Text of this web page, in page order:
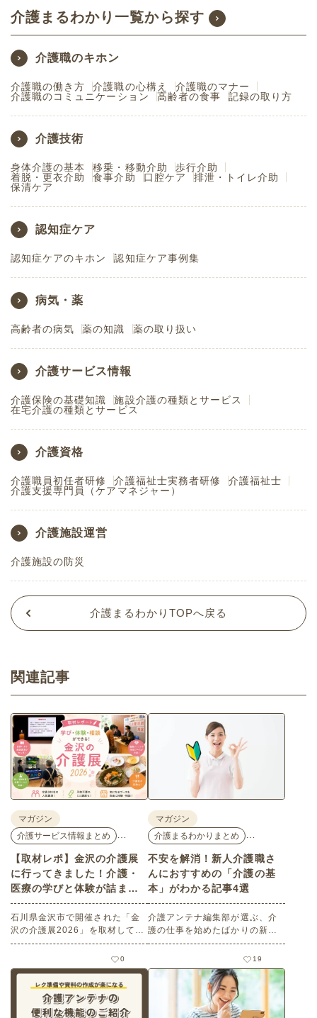
介護まるわかり一覧から探す
介護職のキホン
介護職の働き方 介護職の心構え
介護職のマナー
介護職のコミュニケーション
高齢者の食事 記録の取り方
介護技術
身体介護の基本 移乗・移動介助
歩行介助
着脱・更衣介助
食事介助 口腔ケア
排泄・トイレ介助
保清ケア
認知症ケア
認知症ケアのキホン 認知症ケア事例集
病気・薬
高齢者の病気 薬の知識 薬の取り扱い
介護サービス情報
介護保険の基礎知識
施設介護の種類とサービス
在宅介護の種類とサービス
介護資格
介護職員初任者研修 介護福祉士実務者研修
介護福祉士
介護支援専門員（ケアマネジャー）
介護施設運営
介護施設の防災
介護まるわかりTOPへ戻る
関連記事
マガジン
介護サービス情報まとめ
…
【取材レポ】金沢の介護展
に行ってきました！介護・
医療の学びと体験が詰まっ
た1日。
石川県金沢市で開催された「金
沢の介護展2026」を取材してき
ました。医師による人気講演か
ら、気軽に参加できるミニ講
座、体験型の企業ブースまで、
介護・医療・健康の“学び・体
験・相談”が一度にできる、見ど
ころ満載のイベントの様子をレ
0
マガジン
介護まるわかりまとめ
…
不安を解消！新人介護職さ
んにおすすめの「介護の基
本」がわかる記事4選
介護アンテナ編集部が選ぶ、介
護の仕事を始めたばかりの新人
介護職さんにおすすめの記事を
ご紹介します。基本的な心構え
やマナー、言葉遣いなど、最低
限覚えておきたい知識が盛りだ
くさんです。介護職になったば
かりの方だけでなく、改めて基
19